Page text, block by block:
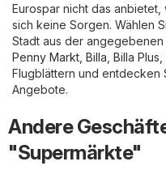
Eurospar nicht das
sich keine Sorgen. Wählen
Stadt aus der
Penny Markt Billa Billa Plus
Flugblättern und entdecken
Angebote.
Andere
"Supermärkte"